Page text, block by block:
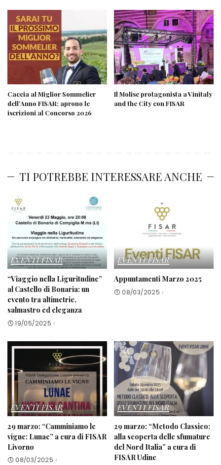
Caccia al Miglior Sommelier
dell’Anno FISAR: aprono le
iscrizioni al Concorso 2026
Il Molise protagonista a Vinitaly
and the City con FISAR
TI POTREBBE INTERESSARE ANCHE
EVENTI FISAR
“Viaggio nella Liguritudine”
al Castello di Bonaria: un
evento tra altimetrie,
salmastro ed eleganza
19/05/2025
EVENTI FISAR
Appuntamenti Marzo 2025
08/03/2025
EVENTI FISAR
29 marzo: “Camminiamo le
vigne: Lunae” a cura di FISAR
Livorno
08/03/2025
EVENTI FISAR
29 marzo: “Metodo Classico:
alla scoperta delle sfumature
del Nord Italia” a cura di
FISAR Udine